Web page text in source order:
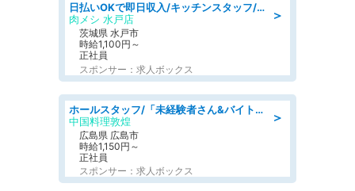
＞
日払いOKで即日収入/キッチンスタッフ/「原付免許必須」デリバリー業務など、自己成長可能な幅広い仕事に挑戦!髪型自由&ピアス・ネイルOK/茨城県/水戸市
肉メシ 水戸店
茨城県 水戸市
時給1,100円～
正社員
スポンサー：求人ボックス
＞
ホールスタッフ/「未経験者さん&バイトデビューも大歓迎」残業ほぼなし×1日3時間〜勤務OK!フォロー体制も充実/広島県/広島市南区
中国料理敦煌
広島県 広島市
時給1,150円～
正社員
スポンサー：求人ボックス